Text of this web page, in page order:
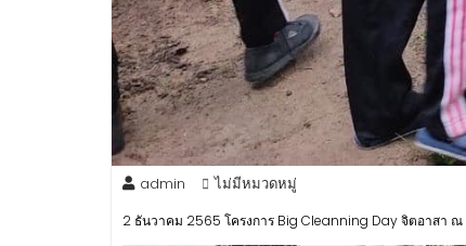
admin ไม่มีหมวดหมู่
2 ธันวาคม 2565 โครงการ Big Cleanning Day จิตอาสา ณ